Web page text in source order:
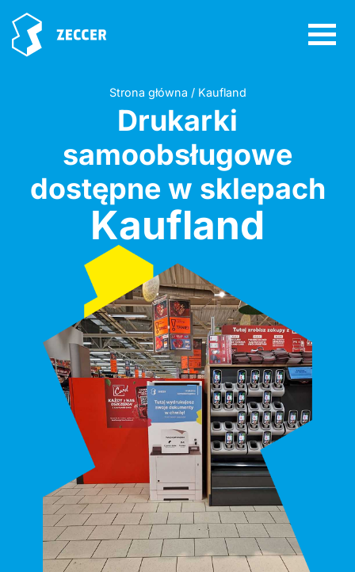
Strona główna / Kaufland
Drukarki
samoobsługowe
dostępne w sklepach
Kaufland